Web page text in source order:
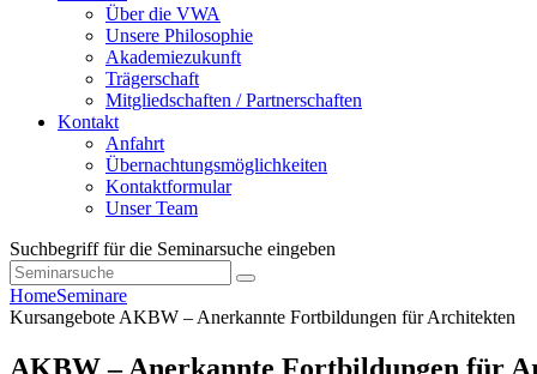
Über die VWA
Unsere Philosophie
Akademiezukunft
Trägerschaft
Mitgliedschaften / Partnerschaften
Kontakt
Anfahrt
Übernachtungsmöglichkeiten
Kontaktformular
Unser Team
Suchbegriff für die Seminarsuche eingeben
HomeSeminare
Kursangebote AKBW – Anerkannte Fortbildungen für Architekten